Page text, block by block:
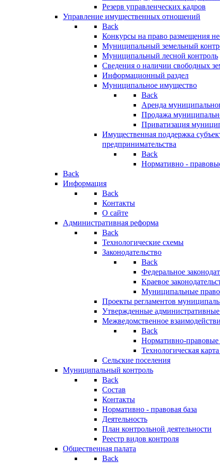
Резерв управленческих кадров
Управление имущественных отношений
Back
Конкурсы на право размещения
Муниципальный земельный
Муниципальный лесной контроль
Сведения о наличии свободных
Информационный раздел
Муниципальное имущество
Back
Аренда
Продажа
Приватизация
Имущественная поддержка
предпринимательства
Back
Нормативно -
Back
Информация
Back
Контакты
О сайте
Административная реформа
Back
Технологические схемы
Законодательство
Back
Федеральное
Краевое
Муниципальные
Проекты регламентов
Утвержденные
Межведомственное
Back
Нормативно-правовые
Технологическая
Сельские поселения
Муниципальный контроль
Back
Состав
Контакты
Нормативно - правовая база
Деятельность
План контрольной деятельности
Реестр видов контроля
Общественная палата
Back